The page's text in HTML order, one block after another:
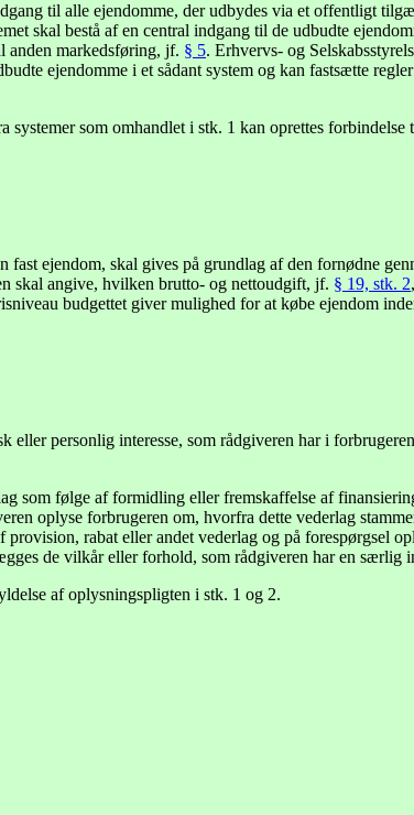
til alle ejendomme, der udbydes via et offentligt
skal bestå af en central indgang til de udbudte
anden markedsføring, jf. § 5. Erhvervs- og
ejendomme i et sådant system og kan fastsætte
systemer som omhandlet i stk. 1 kan oprettes
ejendom, skal gives på grundlag af den fornødne
skal angive, hvilken brutto- og nettoudgift, jf. § 19, stk. 2
budgettet giver mulighed for at købe ejendom
eller personlig interesse, som rådgiveren har i
som følge af formidling eller fremskaffelse af
oplyse forbrugeren om, hvorfra dette vederlag
rabat eller andet vederlag og på forespørgsel
de vilkår eller forhold, som rådgiveren har en særlig
af oplysningspligten i stk. 1 og 2.